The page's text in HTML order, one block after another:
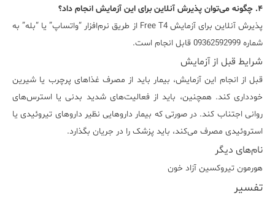
۴. چگونه می‌توان پذیرش آنلاین برای این آزمایش انجام داد؟
پذیرش آنلاین برای آزمایش Free T4 از طریق نرم‌افزار “واتساپ” یا “بله” به
شماره 09362592999 قابل انجام است.
شرایط قبل از آزمایش
قبل از انجام این آزمایش، بیمار باید از مصرف غذاهای پرچرب یا شیرین
خودداری کند. همچنین، باید از فعالیت‌های شدید بدنی یا استرس‌های
روانی اجتناب کند. در صورتی که بیمار داروهایی نظیر داروهای تیروئیدی یا
استروئیدی مصرف می‌کند، باید پزشک را در جریان بگذارد.
نام‌های دیگر
هورمون تیروکسین آزاد خون
تفسیر